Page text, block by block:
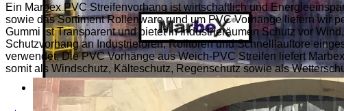
Ein Marbex PVC Streifenvorhang ist wirtschaftlich und
sowie das Sortiment Rollenware rund um PVC Vorhänge liefern wir
Gummi ist Transparent und bietet in Industrieräumen Schutz vor
Schutzvorhang an Industrietoren, Rolltoren und Schnelllauftore
verwendet. Die PVC Vorhänge aus Weich-PVC Streifen liefert
somit als Windschutz, Kälteschutz, Regenschutz sowie als